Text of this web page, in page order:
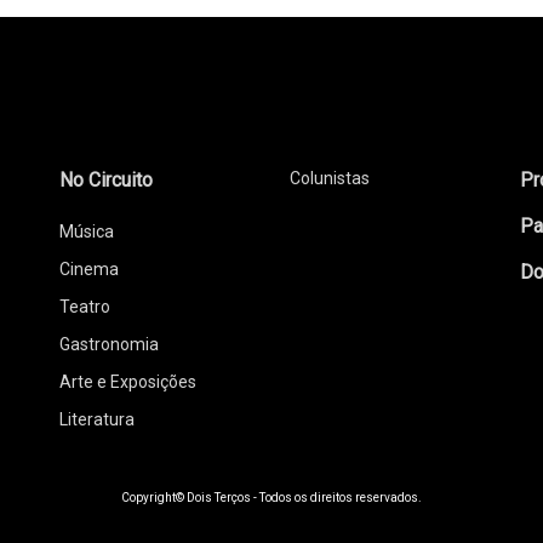
No Circuito
Música
Cinema
Teatro
Gastronomia
Arte e Exposições
Literatura
Colunistas
Copyright© Dois Terços - Todos os direitos reservados.